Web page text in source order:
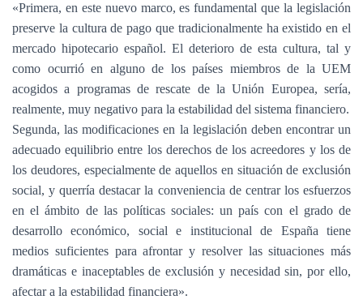
«Primera, en este nuevo marco, es fundamental que la legislación
preserve la cultura de pago que tradicionalmente ha existido en el
mercado hipotecario español. El deterioro de esta cultura, tal y
como ocurrió en alguno de los países miembros de la UEM
acogidos a programas de rescate de la Unión Europea, sería,
realmente, muy negativo para la estabilidad del sistema financiero.
Segunda, las modificaciones en la legislación deben encontrar un
adecuado equilibrio entre los derechos de los acreedores y los de
los deudores, especialmente de aquellos en situación de exclusión
social, y querría destacar la conveniencia de centrar los esfuerzos
en el ámbito de las políticas sociales: un país con el grado de
desarrollo económico, social e institucional de España tiene
medios suficientes para afrontar y resolver las situaciones más
dramáticas e inaceptables de exclusión y necesidad sin, por ello,
afectar a la estabilidad financiera».